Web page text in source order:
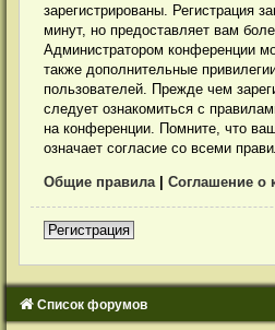
зарегистрированы. Регистрация
минут, но предоставляет вам
Администратором конференции
также дополнительные
пользователей. Прежде чем
следует ознакомиться с
на конференции. Помните, что
означает согласие со всеми
Общие правила|Соглашение о
Регистрация
Список форумов